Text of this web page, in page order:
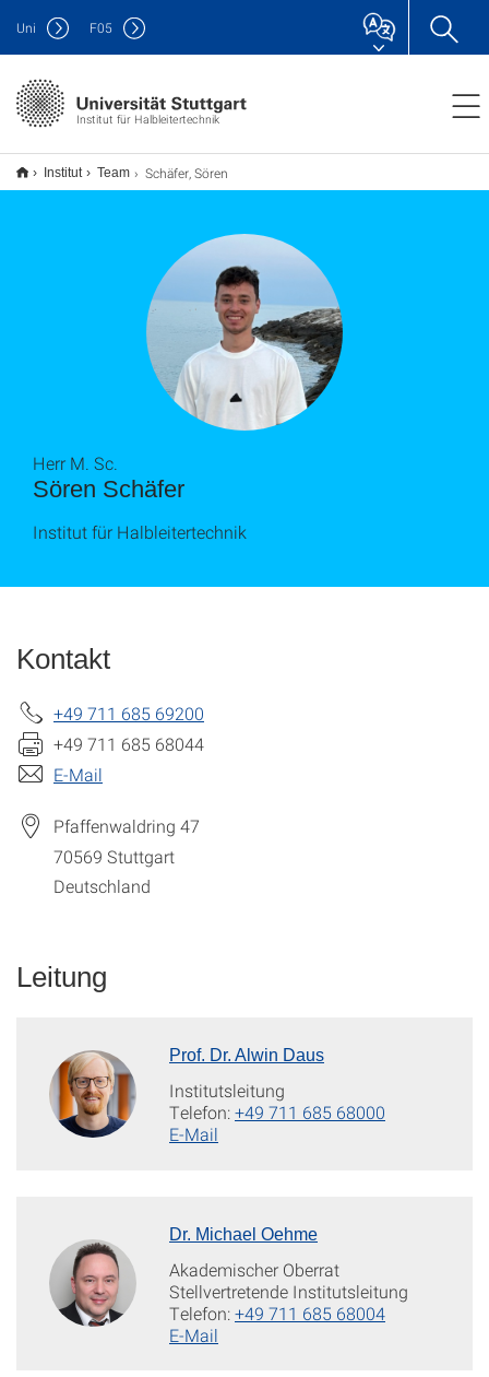
Institut für Halbleitertechnik
Uni F05
Institut Team Schäfer, Sören
Sören Schäfer
Herr M. Sc.
Institut für Halbleitertechnik
Kontakt
+49 711 685 69200
+49 711 685 68044
E-Mail
Pfaffenwaldring 47
70569 Stuttgart
Deutschland
Leitung
Prof. Dr. Alwin Daus
Institutsleitung
Telefon:+49 711 685 68000
E-Mail
Dr. Michael Oehme
Akademischer Oberrat
Stellvertretende Institutsleitung
Telefon:+49 711 685 68004
E-Mail